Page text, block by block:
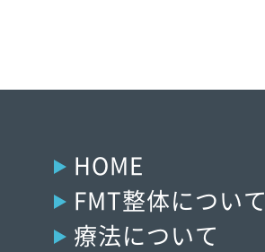
HOME
FMT整体について
療法について